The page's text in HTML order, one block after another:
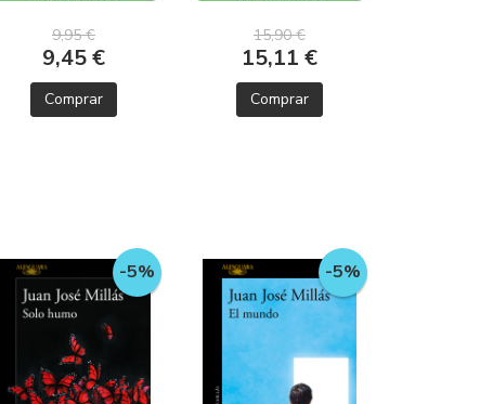
9,95 €
9,45 €
Comprar
15,90 €
15,11 €
Comprar
-5% -5%